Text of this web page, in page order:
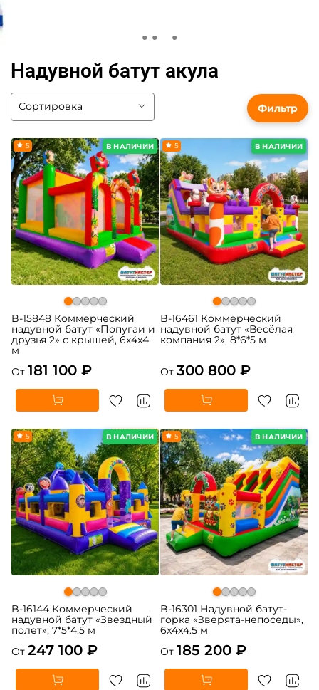
Надувной батут акула
В НАЛИЧИИ
5
B-15848 Коммерческий
надувной батут «Попугаи и
друзья 2» с крышей, 6x4x4
м
От 181 100 ₽
В НАЛИЧИИ
5
B-16461 Коммерческий
надувной батут «Весёлая
компания 2», 8*6*5 м
От 300 800 ₽
В НАЛИЧИИ
5
B-16144 Коммерческий
надувной батут «Звездный
полет», 7*5*4.5 м
От 247 100 ₽
В НАЛИЧИИ
5
B-16301 Надувной батут-
горка «Зверята-непоседы»,
6x4x4.5 м
От 185 200 ₽
Фильтр